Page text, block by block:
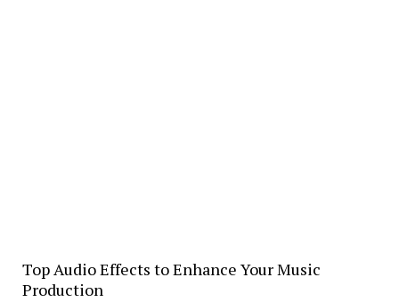
Top Audio Effects to Enhance Your Music
Production